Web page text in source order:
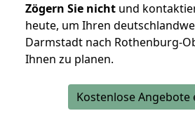
Zögern Sie nicht und
heute, um Ihren
Darmstadt nach Rothenburg-
Ihnen zu planen.
Kostenlose Angebote